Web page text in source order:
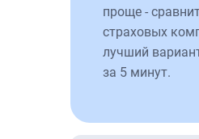
проще -
страховых
лучший
за 5 минут.